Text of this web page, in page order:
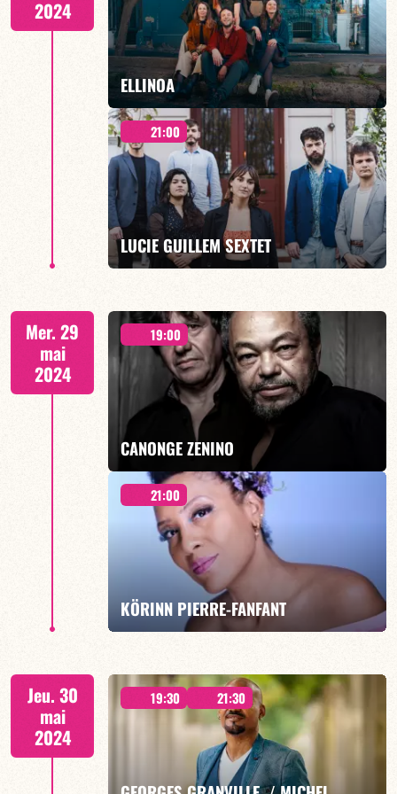
EN SAVOIR PLUS
2024
ELLINOA
"MEJIRO" - 19H00
21:00
LUCIE GUILLEM SEXTET
JAZZ DE DEMAIN - 21H00
Mer. 29
mai
2024
19:00
CANONGE ZENINO
Duo Jazz - 19h00
21:00
KÖRINN PIERRE-FANFANT
« RÊVER » 21h00
Jeu. 30
mai
2024
19:30 21:30